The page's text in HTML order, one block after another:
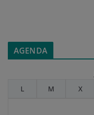
AGENDA
L
M X